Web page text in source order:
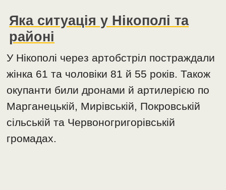
Яка ситуація у Нікополі та
районі
У Нікополі через артобстріл постраждали
жінка 61 та чоловіки 81 й 55 років. Також
окупанти били дронами й артилерією по
Марганецькій, Мирівській, Покровській
сільській та Червоногригорівській
громадах.